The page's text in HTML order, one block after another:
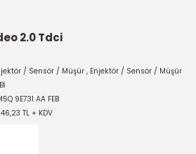
2.0 Tdci
/ Sensör / Müşür , Enjektör / Sensör / Müşür
9E731 AA FEB
TL + KDV